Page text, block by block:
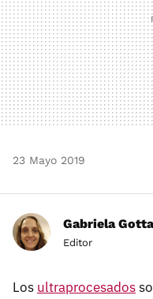
23 Mayo 2019
Gabriela
Editor
Los ultraprocesados